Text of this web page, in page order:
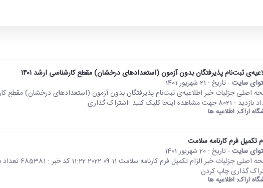
ثبت‌نام پذیرفتگان بدون آزمون (استعدادهای درخشان) مقطع کارشناسی ارشد ۱۴۰۱
سایت- تاریخ : 21 شهریور 1401
جهت مشاهده اینجا کلیک کنید. اشتراک گذاری...
اراک: اطلاعیه ها
تکمیل فرم کارنامه سلامت
سایت- تاریخ : 20 شهریور 1401
گذاری چاپ کردن
اراک: اطلاعیه ها